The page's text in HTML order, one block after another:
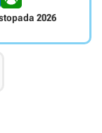
2026